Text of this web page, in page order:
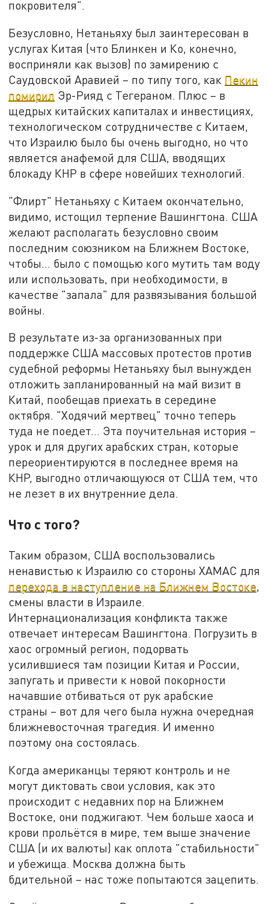
покровителя".
Безусловно, Нетаньяху был заинтересован в
услугах Китая (что Блинкен и Ко, конечно,
восприняли как вызов) по замирению с
Саудовской Аравией – по типу того, как Пекин
помирил Эр-Рияд с Тегераном. Плюс – в
щедрых китайских капиталах и инвестициях,
технологическом сотрудничестве с Китаем,
что Израилю было бы очень выгодно, но что
является анафемой для США, вводящих
блокаду КНР в сфере новейших технологий.
"Флирт" Нетаньяху с Китаем окончательно,
видимо, истощил терпение Вашингтона. США
желают располагать безусловно своим
последним союзником на Ближнем Востоке,
чтобы… было с помощью кого мутить там воду
или использовать, при необходимости, в
качестве "запала" для развязывания большой
войны.
В результате из-за организованных при
поддержке США массовых протестов против
судебной реформы Нетаньяху был вынужден
отложить запланированный на май визит в
Китай, пообещав приехать в середине
октября. "Ходячий мертвец" точно теперь
туда не поедет… Эта поучительная история –
урок и для других арабских стран, которые
переориентируются в последнее время на
КНР, выгодно отличающуюся от США тем, что
не лезет в их внутренние дела.
Что с того?
Таким образом, США воспользовались
ненавистью к Израилю со стороны ХАМАС для
перехода в наступление на Ближнем Востоке,
смены власти в Израиле.
Интернационализация конфликта также
отвечает интересам Вашингтона. Погрузить в
хаос огромный регион, подорвать
усилившиеся там позиции Китая и России,
запугать и привести к новой покорности
начавшие отбиваться от рук арабские
страны – вот для чего была нужна очередная
ближневосточная трагедия. И именно
поэтому она состоялась.
Когда американцы теряют контроль и не
могут диктовать свои условия, как это
происходит с недавних пор на Ближнем
Востоке, они поджигают. Чем больше хаоса и
крови прольётся в мире, тем выше значение
США (и их валюты) как оплота "стабильности"
и убежища. Москва должна быть
бдительной – нас тоже попытаются зацепить.